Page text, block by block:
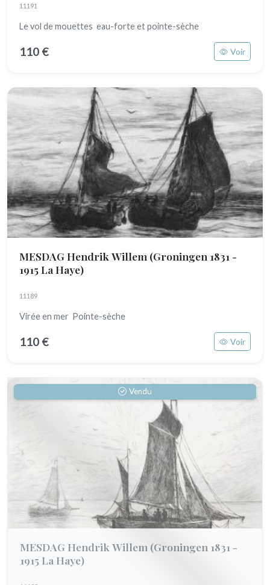
11191
Le vol de mouettes eau-forte et pointe-sèche
110 € Voir
MESDAG Hendrik Willem (Groningen 1831 -
1915 La Haye)
11189
Virée en mer Pointe-sèche
110 € Voir
Vendu
MESDAG Hendrik Willem (Groningen 1831 -
1915 La Haye)